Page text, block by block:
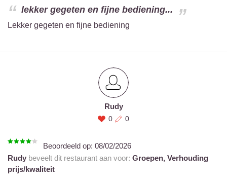
lekker gegeten en fijne bediening...
Lekker gegeten en fijne bediening
Rudy
0 0
Beoordeeld op: 08/02/2026
Rudy beveelt dit restaurant aan voor: Groepen, Verhouding
prijs/kwaliteit